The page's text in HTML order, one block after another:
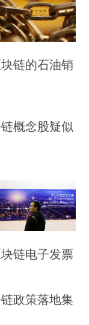
链的石油销
概念股疑似
链电子发票
政策落地集